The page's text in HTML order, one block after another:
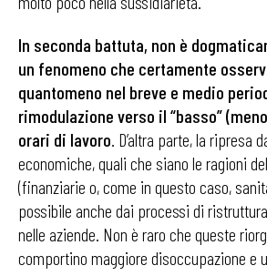
In seconda battuta, non è
un fenomeno che certamente
quantomeno nel breve e medio
rimodulazione verso il “basso”
orari di lavoro. D’altra parte, la ripresa
economiche, quali che siano le ragioni
(finanziarie o, come in questo caso,
possibile anche dai processi di
nelle aziende. Non è raro che queste
comportino maggiore disoccupazione e